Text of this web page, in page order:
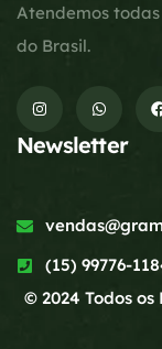
Atendemos
do Brasil.
Newsletter
(15) 99776-
© 2024 Todos